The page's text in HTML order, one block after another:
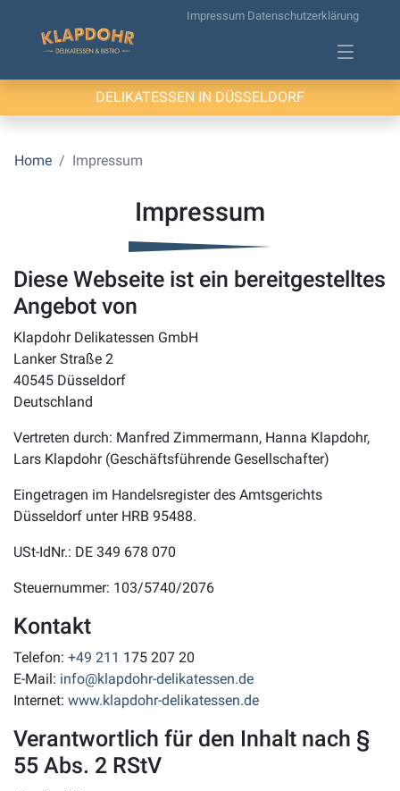
Impressum Datenschutzerklärung
DELIKATESSEN IN DÜSSELDORF
Home Impressum
Impressum
Diese Webseite ist ein bereitgestelltes
Angebot von
Klapdohr Delikatessen GmbH
Lanker Straße 2
40545 Düsseldorf
Deutschland
Vertreten durch: Manfred Zimmermann, Hanna Klapdohr,
Lars Klapdohr (Geschäftsführende Gesellschafter)
Eingetragen im Handelsregister des Amtsgerichts
Düsseldorf unter HRB 95488.
USt-IdNr.: DE 349 678 070
Steuernummer: 103/5740/2076
Kontakt
Telefon: +49 211 175 207 20
E-Mail: info@klapdohr-delikatessen.de
Internet: www.klapdohr-delikatessen.de
Verantwortlich für den Inhalt nach §
55 Abs. 2 RStV